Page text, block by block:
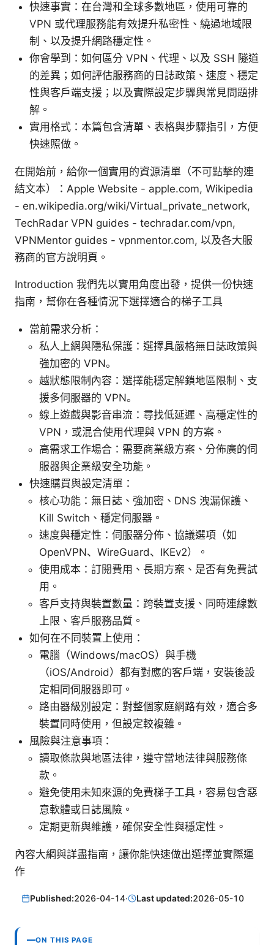
快速事實：在台灣和全球多數地區，使用可靠的
VPN 或代理服務能有效提升私密性、繞過地域限
制、以及提升網路穩定性。
你會學到：如何區分 VPN、代理、以及 SSH 隧道
的差異；如何評估服務商的日誌政策、速度、穩定
性與客戶端支援；以及實際設定步驟與常見問題排
解。
實用格式：本篇包含清單、表格與步驟指引，方便
快速照做。
在開始前，給你一個實用的資源清單（不可點擊的連
結文本）：Apple Website - apple.com, Wikipedia
- en.wikipedia.org/wiki/Virtual_private_network,
TechRadar VPN guides - techradar.com/vpn,
VPNMentor guides - vpnmentor.com, 以及各大服
務商的官方說明頁。
Introduction 我們先以實用角度出發，提供一份快速
指南，幫你在各種情況下選擇適合的梯子工具
當前需求分析：
私人上網與隱私保護：選擇具嚴格無日誌政策與
強加密的 VPN。
越狀態限制內容：選擇能穩定解鎖地區限制、支
援多伺服器的 VPN。
線上遊戲與影音串流：尋找低延遲、高穩定性的
VPN，或混合使用代理與 VPN 的方案。
高需求工作場合：需要商業級方案、分佈廣的伺
服器與企業級安全功能。
快速購買與設定清單：
核心功能：無日誌、強加密、DNS 洩漏保護、
Kill Switch、穩定伺服器。
速度與穩定性：伺服器分佈、協議選項（如
OpenVPN、WireGuard、IKEv2）。
使用成本：訂閱費用、長期方案、是否有免費試
用。
客戶支持與裝置數量：跨裝置支援、同時連線數
上限、客戶服務品質。
如何在不同裝置上使用：
電腦（Windows/macOS）與手機
（iOS/Android）都有對應的客戶端，安裝後設
定相同伺服器即可。
路由器級別設定：對整個家庭網路有效，適合多
裝置同時使用，但設定較複雜。
風險與注意事項：
讀取條款與地區法律，遵守當地法律與服務條
款。
避免使用未知來源的免費梯子工具，容易包含惡
意軟體或日誌風險。
定期更新與維護，確保安全性與穩定性。
內容大綱與詳盡指南，讓你能快速做出選擇並實際運
作
Published:2026-04-14· Last updated:2026-05-10
ON THIS PAGE